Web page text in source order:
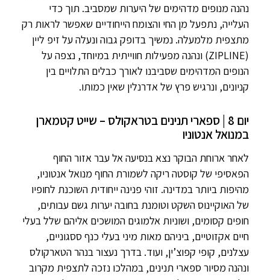
נהנה מנופים מדהימים של היערות שמסביב. תוך כדי
העלייה, נתפעל מן החי והצומח הייחודיים שאפשר לראות רק
מתצפית מלמעלה. נמשיך בדופק גבוה ונעלה על זיפ ליין
(ZIPLINE) ונהנה מפעילות חווייתית במיוחד, נצפה על
הנופים המדהימים שסביבנו לאורך כבלים התלויים בין
קניונים, ונרגיש פרץ של אדרנלין שאין כמותו.
יום 8 | ספארי תנינים בטראקולס – שייט קטמארן
במנואל אנטוניו
לאחר ארוחת הבוקר נצא בנסיעה אל עבר אזור החוף
הפאסיפי של קוסטה ריקה לשמורת החוף מנואל אנטוניו,
מהיפות ביותר במדינה. זוהי פנינה ייחודית השוכנת לחופיו
של האוקיינוס השקט וטומנת בחובה יערות גשם עבותים,
חופים קסומים, ושוניות אלמוגים המושכים אליהם שלל בעלי
חיים אקזוטיים, ביניהם מאות מיני בעלי כנף ססגוניים,
עצלנים, קופי קפוצ’ין, ועוד. בדרך נעצור בנהר הטארקולס
ונהנה מסיור ספארי תנינים, במהלכו נזכה לתצפית מקרוב